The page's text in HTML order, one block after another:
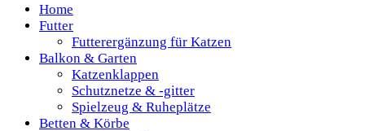
Home
Futter
Futterergänzung für Katzen
Balkon & Garten
Katzenklappen
Schutznetze & -gitter
Spielzeug & Ruheplätze
Betten & Körbe